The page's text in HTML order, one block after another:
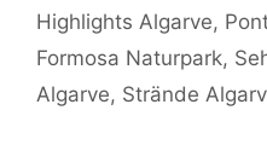
Highlights Algarve,
Formosa Naturpark,
Algarve, Strände